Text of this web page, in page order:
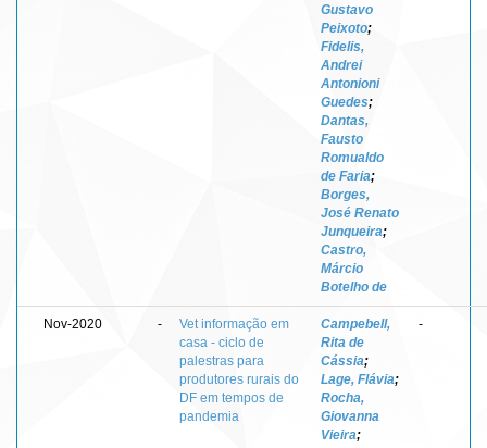
Gustavo
Peixoto;
Fidelis,
Andrei
Antonioni
Guedes;
Dantas,
Fausto
Romualdo
de Faria;
Borges,
José Renato
Junqueira;
Castro,
Márcio
Botelho de
Nov-2020 -
Vet informação em
casa - ciclo de
palestras para
produtores rurais do
DF em tempos de
pandemia
Campebell,
Rita de
Cássia;
Lage, Flávia;
Rocha,
Giovanna
Vieira;
-